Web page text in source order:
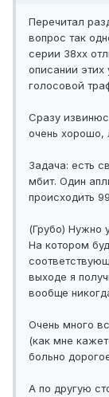
Перечитал
вопрос так
серии 38хх
описании этих
голосовой
Сразу
очень
Задача: есть
мбит. Один
происходить
(Грубо) Нужно
На котором
выходе я
вообще
Очень много
(как мне
больно
А по другую